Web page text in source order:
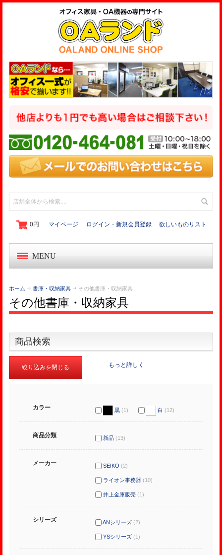
0円 マイページ ログイン・新規会員登録 欲しいものリスト
MENU
新品オフィス家具
起業家セット
オフィス作り導入事例
ホーム 書庫・収納家具 その他書庫・収納家具
その他書庫・収納家具
商品検索
絞り込みを閉じる もっと詳しく
カラー 黒 (1) 白 (12)
商品分類 新品 (13)
メーカー SEIKO (2)
ライオン事務器 (10)
井上金庫販売 (1)
シリーズ ANシリーズ (2)
YSシリーズ (1)